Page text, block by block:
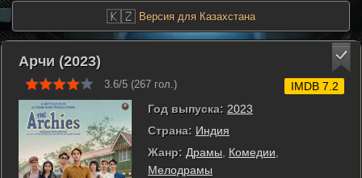
🇰🇿 Версия для Казахстана
Арчи (2023)
3.6/5 (267 гол.)
Год выпуска: 2023
Страна: Индия
Жанр: Драмы Комедии
Мелодрамы
IMDB 7.2